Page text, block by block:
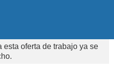
esta oferta de trabajo ya se